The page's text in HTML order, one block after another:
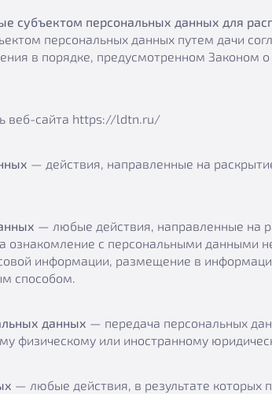
субъектом персональных данных для
персональных данных путем дачи
в порядке, предусмотренном
веб-сайта https://ldtn.ru/
— действия, направленные на
— любые действия, направленные на
ознакомление с персональными данными
информации, размещение в
способом.
данных — передача персональных
физическому или иностранному
— любые действия, в результате которых